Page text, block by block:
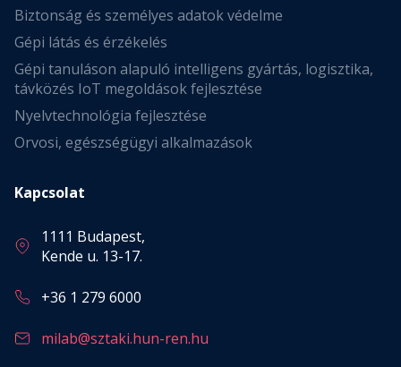
Biztonság és személyes adatok védelme
Gépi látás és érzékelés
Gépi tanuláson alapuló intelligens gyártás, logisztika,
távközés IoT megoldások fejlesztése
Nyelvtechnológia fejlesztése
Orvosi, egészségügyi alkalmazások
Kapcsolat
1111 Budapest,
Kende u. 13-17.
+36 1 279 6000
milab@sztaki.hun-ren.hu